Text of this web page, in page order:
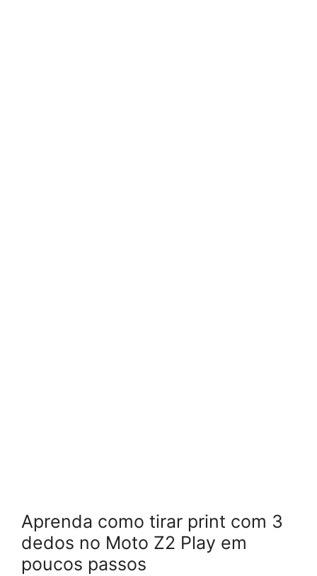
Aprenda como tirar print com 3
dedos no Moto Z2 Play em
poucos passos